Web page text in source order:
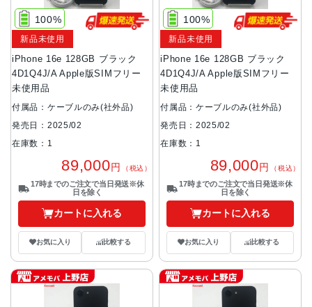
iPhone 16e 128GB ブラック
4D1Q4J/A Apple版SIMフリー
未使用品
100%
新品未使用
付属品：ケーブルのみ(社外品)
発売日：2025/02
在庫数：1
89,000円 （税込）
17時までのご注文で当日発送※休
日を除く
カートに入れる
お気に入り 比較する
iPhone 16e 128GB ブラック
4D1Q4J/A Apple版SIMフリー
未使用品
100%
新品未使用
付属品：ケーブルのみ(社外品)
発売日：2025/02
在庫数：1
89,000円 （税込）
17時までのご注文で当日発送※休
日を除く
カートに入れる
お気に入り 比較する